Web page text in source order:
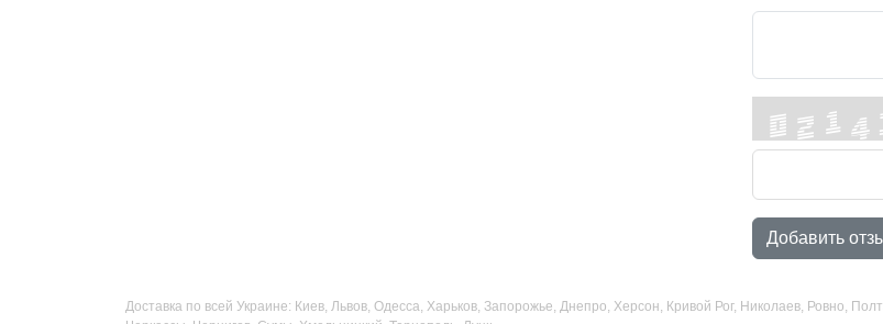
Добавить
Доставка по всей Украине: Киев, Львов, Одесса, Харьков, Запорожье, Днепро, Херсон, Кривой Рог, Николаев, Ровно,